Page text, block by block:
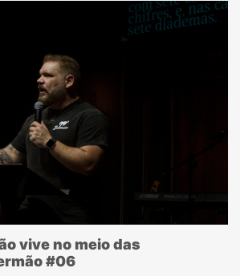
vive no meio das
#06